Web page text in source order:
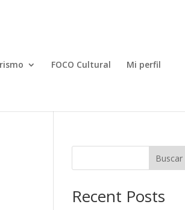
FOCO Cultural Mi perfil
Buscar
Recent Posts